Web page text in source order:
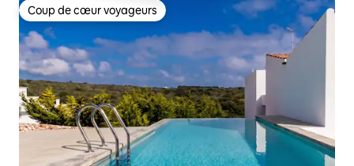
Coup de cœur voyageurs
Coup de cœur voyageurs